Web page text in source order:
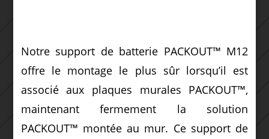
Notre support de batterie PACKOUT™ M12
offre le montage le plus sûr lorsqu’il est
associé aux plaques murales PACKOUT™,
maintenant fermement la solution
PACKOUT™ montée au mur. Ce support de